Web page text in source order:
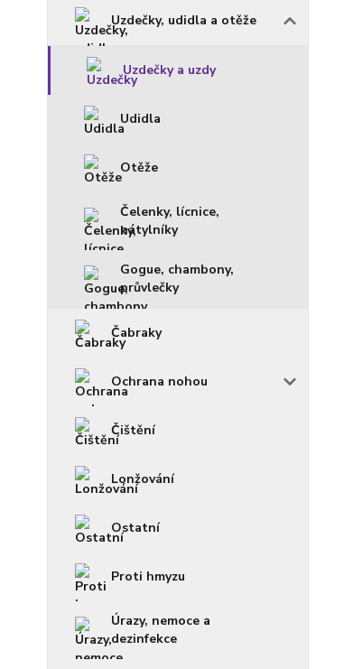
Uzdečky, udidla a otěže
Uzdečky a uzdy
Udidla
Otěže
Čelenky, lícnice,
nátylníky
Gogue, chambony,
průvlečky
Čabraky
Ochrana nohou
Čištění
Lonžování
Ostatní
Proti hmyzu
Úrazy, nemoce a
dezinfekce